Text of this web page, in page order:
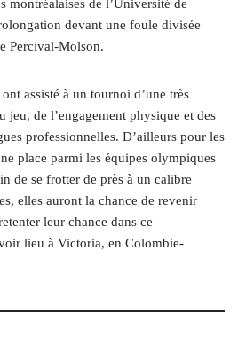
montréalaises de l’Université de
devant une foule divisée
Percival-Molson.
assisté à un tournoi d’une très
jeu, de l’engagement physique et des
professionnelles. D’ailleurs pour les
place parmi les équipes olympiques
de se frotter de près à un calibre
elles auront la chance de revenir
leur chance dans ce
lieu à Victoria, en Colombie-